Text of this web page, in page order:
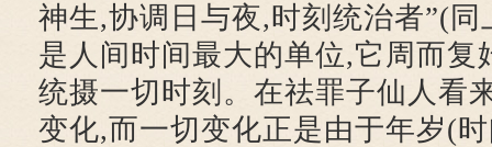
神生,协调日与夜,时刻统治者”(
是人间时间最大的单位,它周而复
统摄一切时刻。在祛罪子仙人看
变化,而一切变化正是由于年岁(